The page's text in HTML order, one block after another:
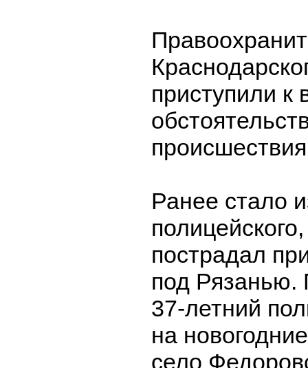
приступили к
Ранее стало
пострадал
под
37-летний
на
село